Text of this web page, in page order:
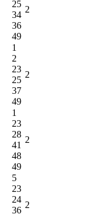
25
34
36
49
2
1
2
23
25
37
49
2
1
23
28
41
48
49
2
5
23
24
36
2